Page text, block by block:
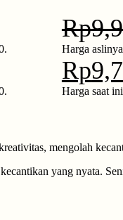
Rp
Harga
Rp
Harga saat
mengolah
yang nyata.